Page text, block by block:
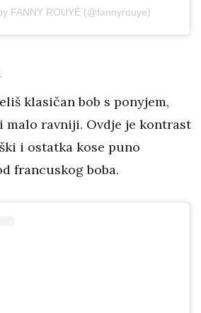
FANNY ROUYÉ (@fannyrouye)
klasičan bob s ponyjem,
malo ravniji. Ovdje je kontrast
i ostatka kose puno
francuskog boba.